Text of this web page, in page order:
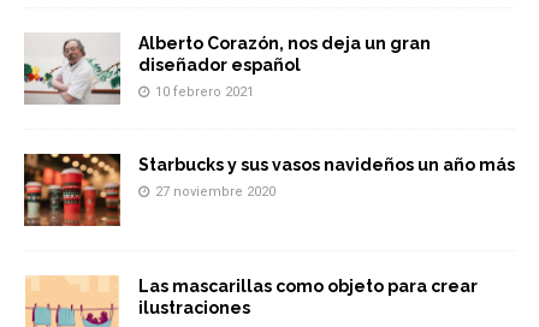
Alberto Corazón, nos deja un gran
diseñador español
10 febrero 2021
Starbucks y sus vasos navideños un año más
27 noviembre 2020
Las mascarillas como objeto para crear
ilustraciones